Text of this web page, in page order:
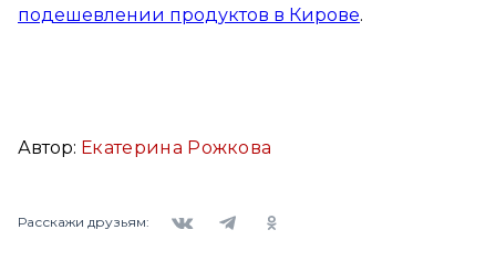
подешевлении продуктов в Кирове.
Автор: Екатерина Рожкова
Расскажи друзьям: